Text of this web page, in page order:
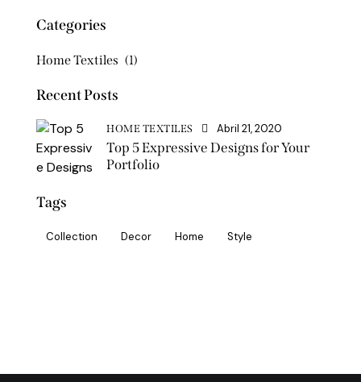
Categories
Home Textiles (1)
Recent Posts
HOME TEXTILES Abril 21, 2020
Top 5 Expressive Designs for Your
Portfolio
Tags
Collection Decor Home Style